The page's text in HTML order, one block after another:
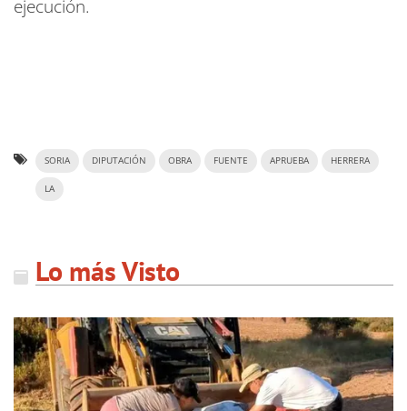
ejecución.
SORIA DIPUTACIÓN OBRA FUENTE APRUEBA HERRERA
LA
Lo más Visto